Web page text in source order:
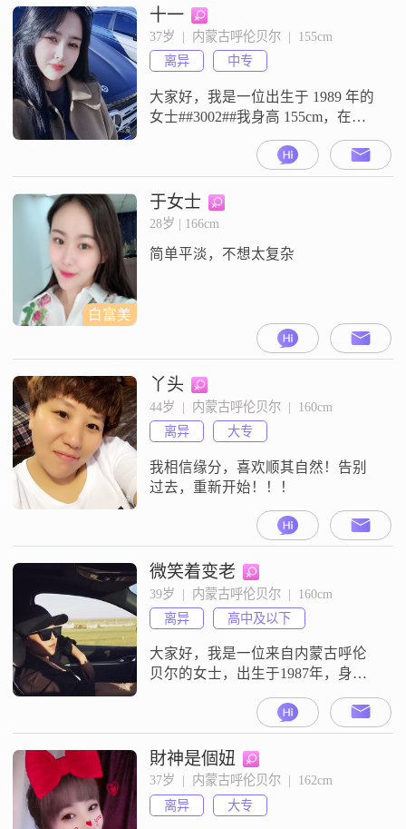
我对生活的态度和追求##3002##我
性格稳重可靠，成熟稳重，把家庭
看得很重，也希望未来的另一半能
和我一样重视家庭##300
十一
37岁  |  内蒙古呼伦贝尔  |  155cm
离异
中专
大家好，我是一位出生于 1989 年的
女士##3002##我身高 155cm，在呼
伦贝尔工作，学历是中专##3002##
我的月收入在 5001 - 8000 元之间
##3002##我性格开朗爱笑，总是能
给身边的人带来快乐##3002##我很
善解人意，能理解和感受他人的情
立自信，能够
白富美
于女士
28岁 | 166cm
简单平淡，不想太复杂
丫头
44岁  |  内蒙古呼伦贝尔  |  160cm
离异
大专
我相信缘分，喜欢顺其自然！告别
过去，重新开始！！！
微笑着变老
39岁  |  内蒙古呼伦贝尔  |  160cm
离异
高中及以下
大家好，我是一位来自内蒙古呼伦
贝尔的女士，出生于1987年，身高
160厘米##3002##目前，我的月收入
在8001到12000元之间，工作稳定，
生活也还算不错##3002##虽然我的
学历是高中及以下，但我一直相
信，学历并不是衡量一个人的全部
标准##3002##在我的生活中，我更
看重的是人与人之间的互相尊重
財神是個妞
37岁  |  内蒙古呼伦贝尔  |  162cm
离异
大专